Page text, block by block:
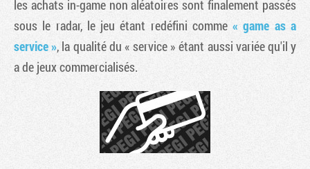
les achats in-game non aléatoires sont finalement passés
sous le radar, le jeu étant redéfini comme« game as a
service », la qualité du « service » étant aussi variée qu'il y
a de jeux commercialisés.